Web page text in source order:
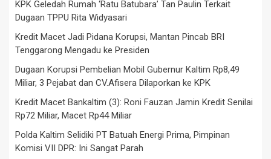
KPK Geledah Rumah ‘Ratu Batubara’ Tan Paulin Terkait
Dugaan TPPU Rita Widyasari
Kredit Macet Jadi Pidana Korupsi, Mantan Pincab BRI
Tenggarong Mengadu ke Presiden
Dugaan Korupsi Pembelian Mobil Gubernur Kaltim Rp8,49
Miliar, 3 Pejabat dan CV.Afisera Dilaporkan ke KPK
Kredit Macet Bankaltim (3): Roni Fauzan Jamin Kredit Senilai
Rp72 Miliar, Macet Rp44 Miliar
Polda Kaltim Selidiki PT Batuah Energi Prima, Pimpinan
Komisi VII DPR: Ini Sangat Parah